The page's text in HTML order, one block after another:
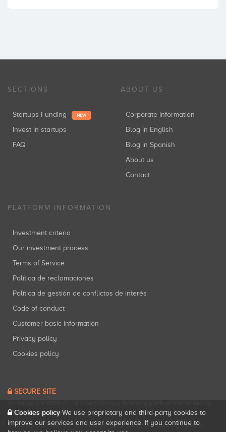
SECTIONS
Startups Funding NEW
Invest in startups
FAQ
ABOUT US
Corporate information
Blog in English
Blog in Spanish
About us
Contact
PLATFORM INFORMATION
Investment criteria
Our investment process
Terms of Service
Política de reclamaciones
Política de gestión de conflictos de interés
Code of conduct
Customer basic information
Privacy policy
Cookies policy
SECURE SITE
CNMV (Registration No. 18).View official registry .
Startupxplore PSFP, S.L. is a Provider of Participative Financing Services
Cookies policy We use proprietary and third-party cookies to
improve our services and user experience. If you continue to